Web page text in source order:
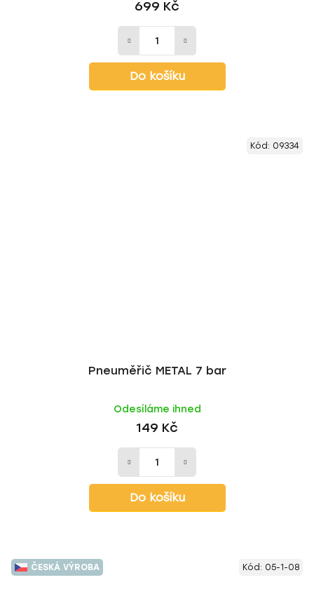
699 Kč
Do košíku
Pneuměřič METAL 7 bar
Odesíláme ihned
149 Kč
Do košíku
Kód: 09334
ČESKÁ VÝROBA Kód: 05-1-08